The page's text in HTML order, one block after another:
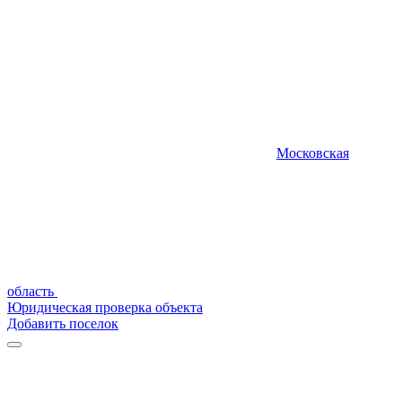
Московская
область
Юридическая проверка объекта
Добавить поселок